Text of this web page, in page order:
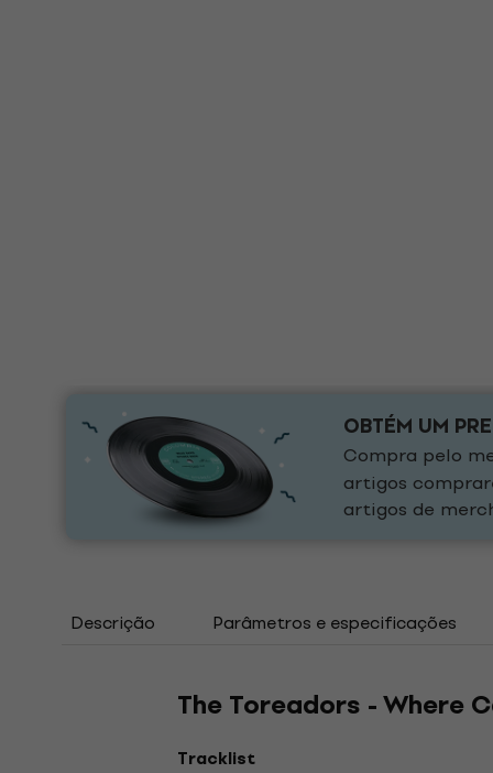
OBTÉM UM
Compra pelo
artigos
artigos de
Descrição Parâmetros e especificações
The Toreadors - Where
Tracklist